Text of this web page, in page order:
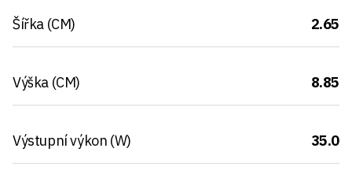
Šířka (CM) 2.65
Výška (CM) 8.85
Výstupní výkon (W) 35.0